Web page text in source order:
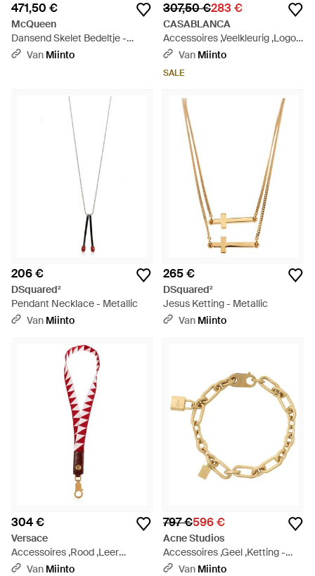
471,50 €
McQueen
Dansend Skelet Bedeltje -
Metallic
Van Miinto
307,50 €283 €
CASABLANCA
Accessoires ,Veelkleurig ,Logo
Hanger Ketting - Wit
Van Miinto
SALE
206 €
DSquared²
Pendant Necklace - Metallic
Van Miinto
265 €
DSquared²
Jesus Ketting - Metallic
Van Miinto
304 €
Versace
Accessoires ,Rood ,Leer
Ribbon Keychain - Rood
Van Miinto
797 €596 €
Acne Studios
Accessoires ,Geel ,Ketting -
Metallic
Van Miinto